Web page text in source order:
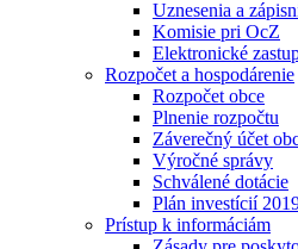
Uznesenia a
Komisie pri OcZ
Elektronické
Rozpočet a hospodárenie
Rozpočet obce
Plnenie rozpočtu
Záverečný účet
Výročné správy
Schválené dotácie
Plán investícií
Prístup k informáciám